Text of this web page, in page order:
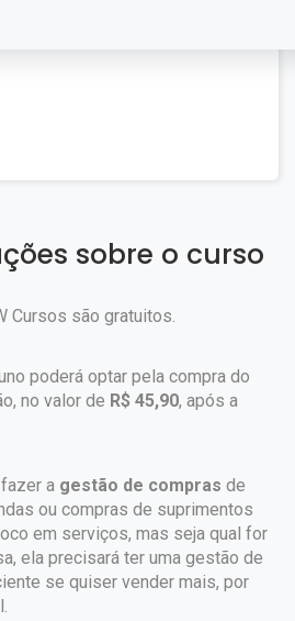
sobre o curso
Cursos são gratuitos.
poderá optar pela compra do
no valor de R$ 45,90, após a
a gestão de compras de
ou compras de suprimentos
em serviços, mas seja qual for
ela precisará ter uma gestão de
se quiser vender mais, por